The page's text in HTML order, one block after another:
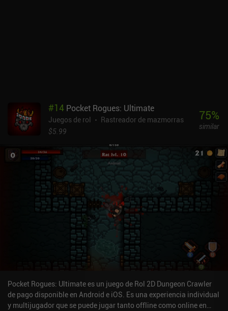
#14 Pocket Rogues: Ultimate
Juegos de rol
Rastreador de mazmorras
$5.99
75%
similar
Pocket Rogues: Ultimate es un juego de Rol 2D Dungeon Crawler
de pago disponible en Android e iOS. Es una experiencia individual
y multijugador que se puede jugar tanto offline como online en